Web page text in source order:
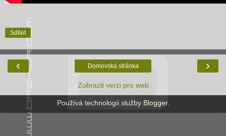
Sdílet
‹ ›
Domovská stránka
Zobrazit verzi pro web
Používá technologii služby Blogger.